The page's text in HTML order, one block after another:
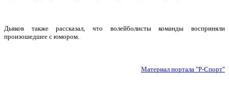
Дьяков также рассказал, что волейболисты команды восприняли
произошедшее с юмором.
Материал портала "Р-Спорт"